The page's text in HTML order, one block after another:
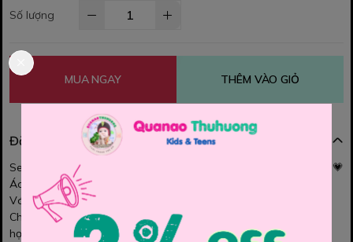
Số lượng
MUA NGAY THÊM VÀO GIỎ
Đặc điểm nổi bật
Set váy áo polo hồng MinMin ngọt ngào, dễ thương cho bé gái 💗
Áo polo màu hồng nhẹ phối cổ gọn gàng, xinh xắn
Váy đồng bộ form xòe nhẹ, bé mặc thoải mái, dễ vận động
Chất vải mềm mịn, thoáng mát, phù hợp đi chơi, dạo phố hay đi
học